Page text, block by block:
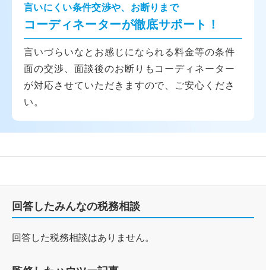
言いにくい条件交渉や、お断りまで
コーディネーターが徹底サポート！
言いづらいなとお感じになられる料金等の条件
面の交渉、面談後のお断りもコーディネーター
が対応させていただきますので、ご安心くださ
い。
回答したみんなの税務相談
回答した税務相談はありません。